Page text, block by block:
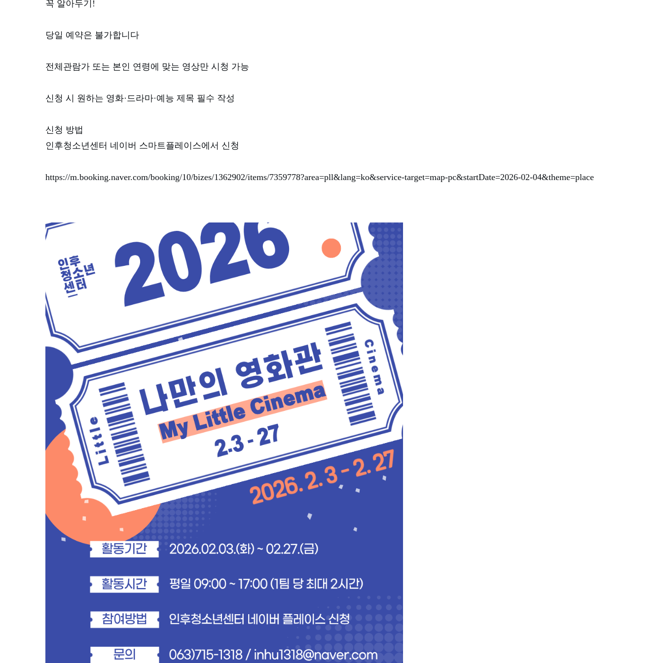
꼭 알아두기!
당일 예약은 불가합니다
전체관람가 또는 본인 연령에 맞는 영상만 시청 가능
신청 시 원하는 영화·드라마·예능 제목 필수 작성
신청 방법
인후청소년센터 네이버 스마트플레이스에서 신청
https://m.booking.naver.com/booking/10/bizes/1362902/items/7359778?area=pll&lang=ko&service-target=map-pc&startDate=2026-02-04&theme=place